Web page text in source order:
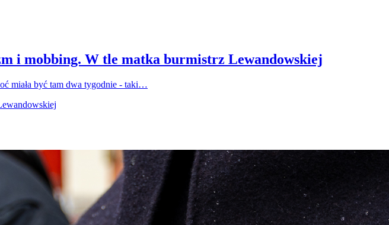
i mobbing. W tle matka burmistrz Lewandowskiej
miała być tam dwa tygodnie - taki…